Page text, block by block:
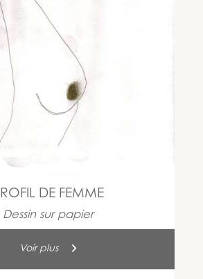
DE FEMME
Dessin sur papier
Voir plus